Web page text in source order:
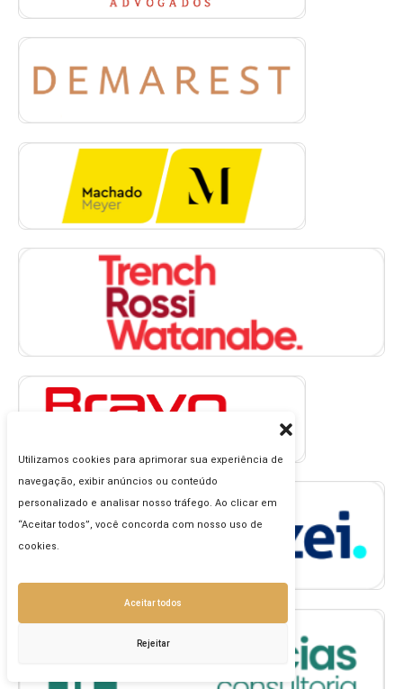
Utilizamos cookies para aprimorar sua experiência de
navegação, exibir anúncios ou conteúdo
personalizado e analisar nosso tráfego. Ao clicar em
“Aceitar todos”, você concorda com nosso uso de
cookies.
Aceitar todos
Rejeitar